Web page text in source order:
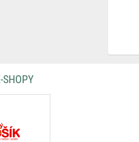
SHOPY